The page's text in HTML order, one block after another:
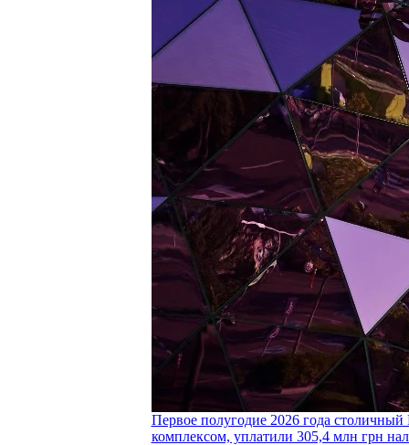
Первое полугодие 2026 года
комплексом, уплатили 305,4 млн грн